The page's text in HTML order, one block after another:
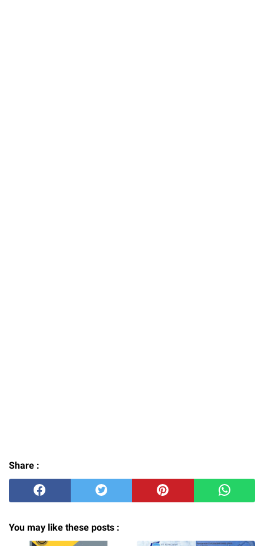
Share :
You may like these posts :